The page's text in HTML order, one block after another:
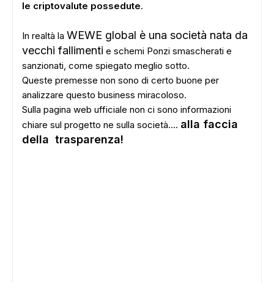
le criptovalute possedute.
In realtà la WEWE global è una società nata da
vecchi fallimenti e schemi Ponzi smascherati e
sanzionati, come spiegato meglio sotto.
Queste premesse non sono di certo buone per
analizzare questo business miracoloso.
Sulla pagina web ufficiale non ci sono informazioni
chiare sul progetto ne sulla società…. alla faccia
della trasparenza!